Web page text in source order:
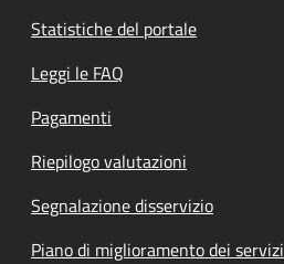
Statistiche del portale
Leggi le FAQ
Pagamenti
Riepilogo valutazioni
Segnalazione disservizio
Piano di miglioramento dei servizi